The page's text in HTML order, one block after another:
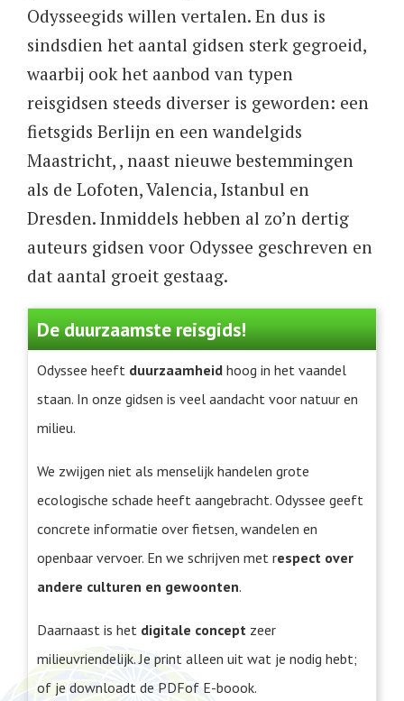
De duurzaamste reisgids!
Odyssee heeft duurzaamheid hoog in het vaandel
staan. In onze gidsen is veel aandacht voor natuur en
milieu.
We zwijgen niet als menselijk handelen grote
ecologische schade heeft aangebracht. Odyssee geeft
concrete informatie over fietsen, wandelen en
openbaar vervoer. En we schrijven met respect over
andere culturen en gewoonten.
Daarnaast is het digitale concept zeer
milieuvriendelijk. Je print alleen uit wat je nodig hebt;
of je downloadt de PDFof E-boook.
Odysseegids willen vertalen. En dus is
sindsdien het aantal gidsen sterk gegroeid,
waarbij ook het aanbod van typen
reisgidsen steeds diverser is geworden: een
fietsgids Berlijn en een wandelgids
Maastricht, , naast nieuwe bestemmingen
als de Lofoten, Valencia, Istanbul en
Dresden. Inmiddels hebben al zo’n dertig
auteurs gidsen voor Odyssee geschreven en
dat aantal groeit gestaag.